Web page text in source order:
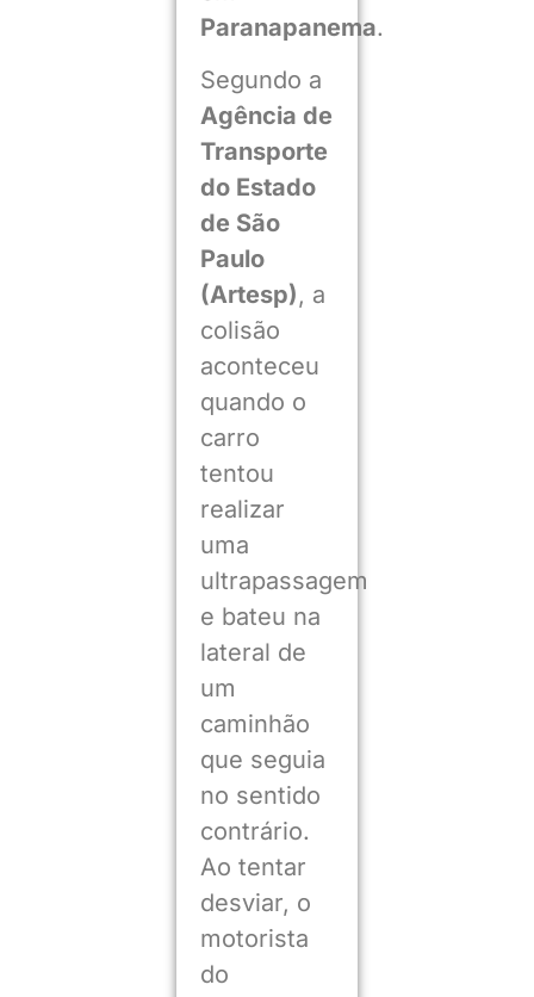
Paranapanema.
Segundo a
Agência de
Transporte
do Estado
de São
Paulo
(Artesp), a
colisão
aconteceu
quando o
carro
tentou
realizar
uma
ultrapassagem
e bateu na
lateral de
um
caminhão
que seguia
no sentido
contrário.
Ao tentar
desviar, o
motorista
do